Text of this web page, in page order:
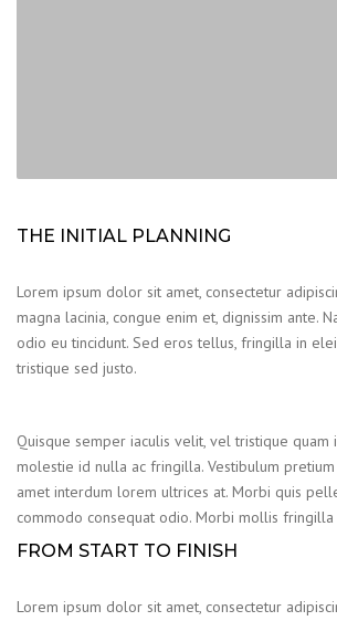
THE INITIAL PLANNING
Lorem ipsum dolor sit amet, consectetur
magna lacinia, congue enim et, dignissim ante.
odio eu tincidunt. Sed eros tellus, fringilla in
tristique sed justo.
Quisque semper iaculis velit, vel tristique quam
molestie id nulla ac fringilla. Vestibulum
amet interdum lorem ultrices at. Morbi quis
commodo consequat odio. Morbi mollis
FROM START TO FINISH
Lorem ipsum dolor sit amet, consectetur